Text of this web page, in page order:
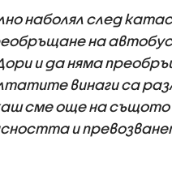
наболял след
на
и да няма
винаги са
сме още на
и